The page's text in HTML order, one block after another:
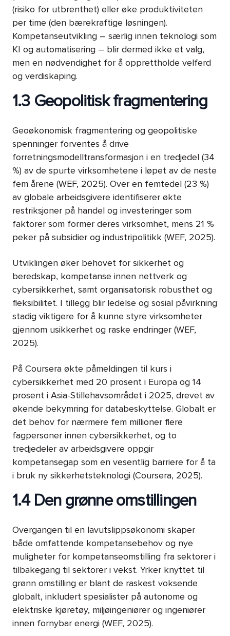
(risiko for utbrenthet) eller øke produktiviteten
per time (den bærekraftige løsningen).
Kompetanseutvikling – særlig innen teknologi som
KI og automatisering – blir dermed ikke et valg,
men en nødvendighet for å opprettholde velferd
og verdiskaping.
1.3 Geopolitisk fragmentering
Geoøkonomisk fragmentering og geopolitiske
spenninger forventes å drive
forretningsmodelltransformasjon i en tredjedel (34
%) av de spurte virksomhetene i løpet av de neste
fem årene (WEF, 2025). Over en femtedel (23 %)
av globale arbeidsgivere identifiserer økte
restriksjoner på handel og investeringer som
faktorer som former deres virksomhet, mens 21 %
peker på subsidier og industripolitikk (WEF, 2025).
Utviklingen øker behovet for sikkerhet og
beredskap, kompetanse innen nettverk og
cybersikkerhet, samt organisatorisk robusthet og
fleksibilitet. I tillegg blir ledelse og sosial påvirkning
stadig viktigere for å kunne styre virksomheter
gjennom usikkerhet og raske endringer (WEF,
2025).
På Coursera økte påmeldingen til kurs i
cybersikkerhet med 20 prosent i Europa og 14
prosent i Asia-Stillehavsområdet i 2025, drevet av
økende bekymring for databeskyttelse. Globalt er
det behov for nærmere fem millioner flere
fagpersoner innen cybersikkerhet, og to
tredjedeler av arbeidsgivere oppgir
kompetansegap som en vesentlig barriere for å ta
i bruk ny sikkerhetsteknologi (Coursera, 2025).
1.4 Den grønne omstillingen
Overgangen til en lavutslippsøkonomi skaper
både omfattende kompetansebehov og nye
muligheter for kompetanseomstilling fra sektorer i
tilbakegang til sektorer i vekst. Yrker knyttet til
grønn omstilling er blant de raskest voksende
globalt, inkludert spesialister på autonome og
elektriske kjøretøy, miljøingeniører og ingeniører
innen fornybar energi (WEF, 2025).